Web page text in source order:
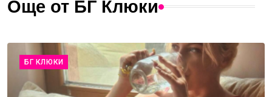
Още от БГ Клюки
БГ КЛЮКИ